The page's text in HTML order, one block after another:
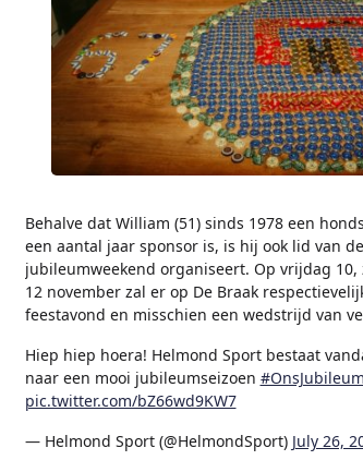
Behalve dat William (51) sinds 1978 een
een aantal jaar sponsor is, is hij ook lid van
jubileumweekend organiseert. Op vrijdag 10,
12 november zal er op De Braak
feestavond en misschien een wedstrijd van
Hiep hiep hoera! Helmond Sport bestaat
naar een mooi jubileumseizoen #OnsJubileum
pic.twitter.com/bZ66wd9KW7
— Helmond Sport (@HelmondSport) July 26,